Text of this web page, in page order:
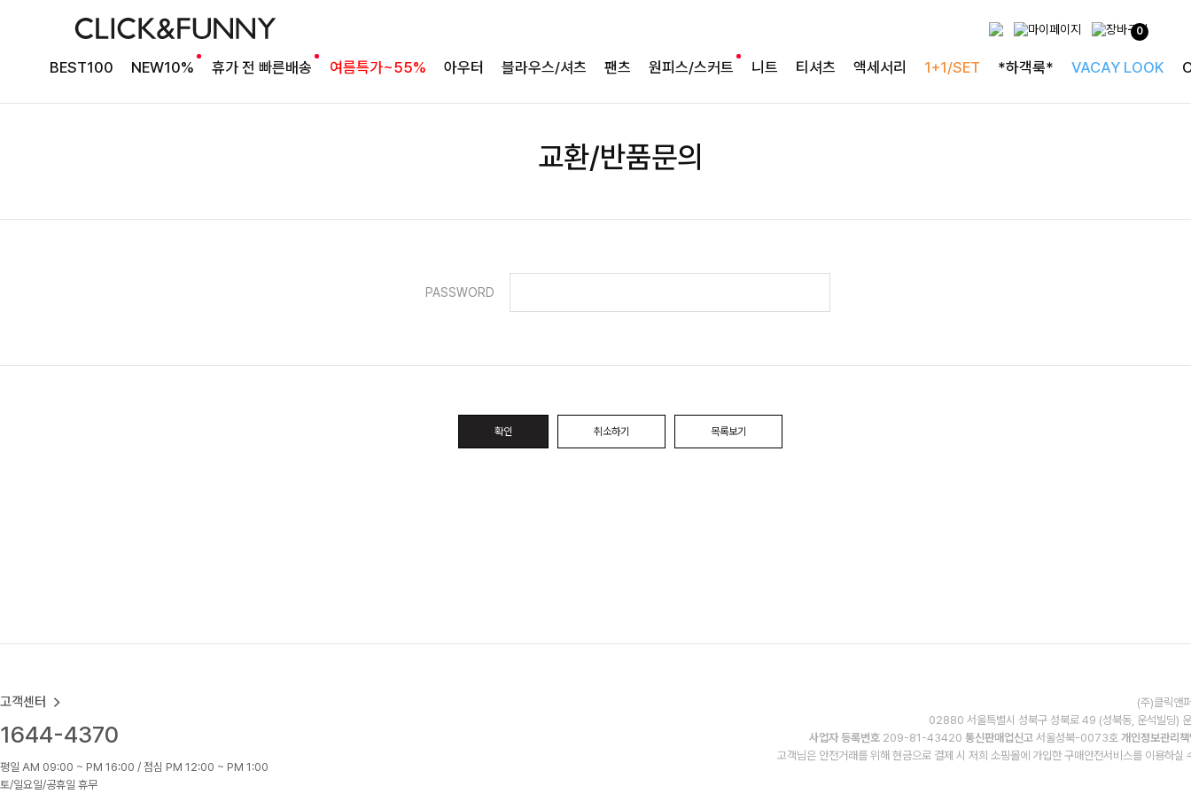
0
BEST100 NEW10% 휴가 전 빠른배송 여름특가~55% 아우터 블라우스/셔츠 팬츠 원피스/스커트 니트 티셔츠 액세서리 1+1/SET *하객룩* VACAY LOOK
교환/반품문의
PASSWORD
확인 취소하기 목록보기
고객센터
1644-4370
평일 AM 09:00 ~ PM 16:00 / 점심 PM 12:00 ~ PM 1:00
토/일요일/공휴일 휴무
(주)클릭앤
02880 서울특별시 성북구 성북로 49 (성북동, 운석빌딩)
사업자 등록번호 209-81-43420 통신판매업신고 서울성북-0073호 개인정보관리
고객님은 안전거래를 위해 현금으로 결제 시 저희 소핑몰에 가입한 구매안전서비스를 이용하실